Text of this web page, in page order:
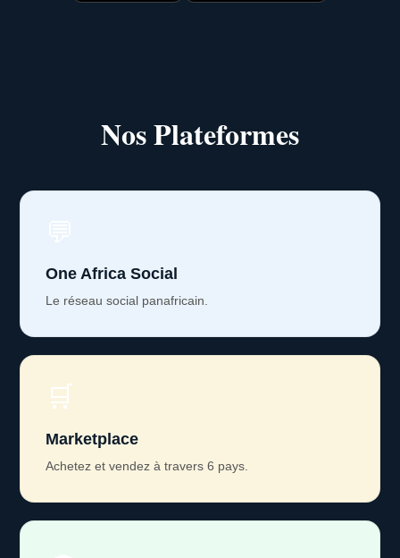
Nos Plateformes
One Africa Social
Le réseau social panafricain.
🛒
Marketplace
Achetez et vendez à travers 6 pays.